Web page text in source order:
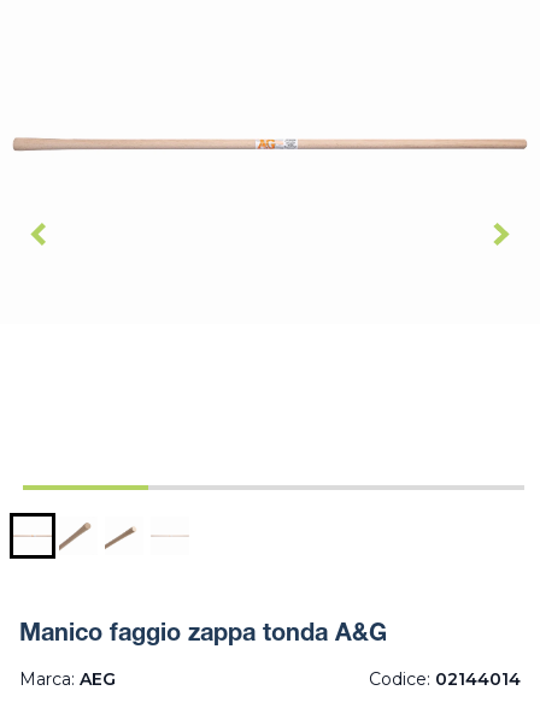
Manico faggio zappa tonda A&G
Marca: AEG Codice: 02144014